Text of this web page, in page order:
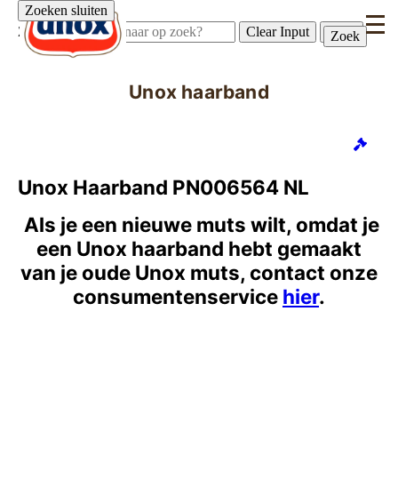
Zoek
Zoek
Zoeken sluiten
Zoek
Clear Input Zoek
Unox haarband